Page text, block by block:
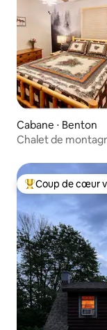
Cabane ⋅ Benton
Chalet de
Coups de cœur
Coup de cœur